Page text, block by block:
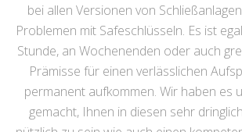
bei allen Versionen von
Problemen mit Safeschlüsseln. Es ist
Stunde, an Wochenenden oder auch
Prämisse für einen verlässlichen
permanent aufkommen. Wir haben es
gemacht, Ihnen in diesen sehr